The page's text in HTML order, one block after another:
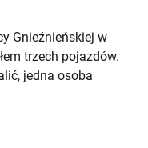
Gnieźnieńskiej w
trzech pojazdów.
jedna osoba